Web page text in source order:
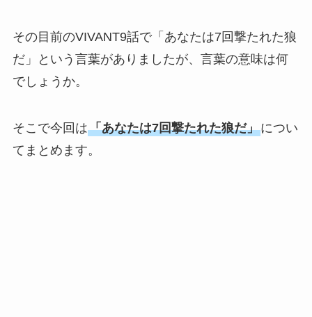
その目前のVIVANT9話で「あなたは7回撃たれた狼
だ」という言葉がありましたが、言葉の意味は何
でしょうか。
そこで今回は「あなたは7回撃たれた狼だ」につい
てまとめます。